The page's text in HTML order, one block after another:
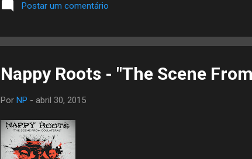
Postar um comentário
Nappy Roots - "The Scene
Por NP - abril 30, 2015